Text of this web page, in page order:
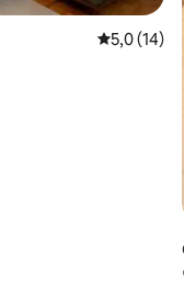
საშუალო
5,0 (14)